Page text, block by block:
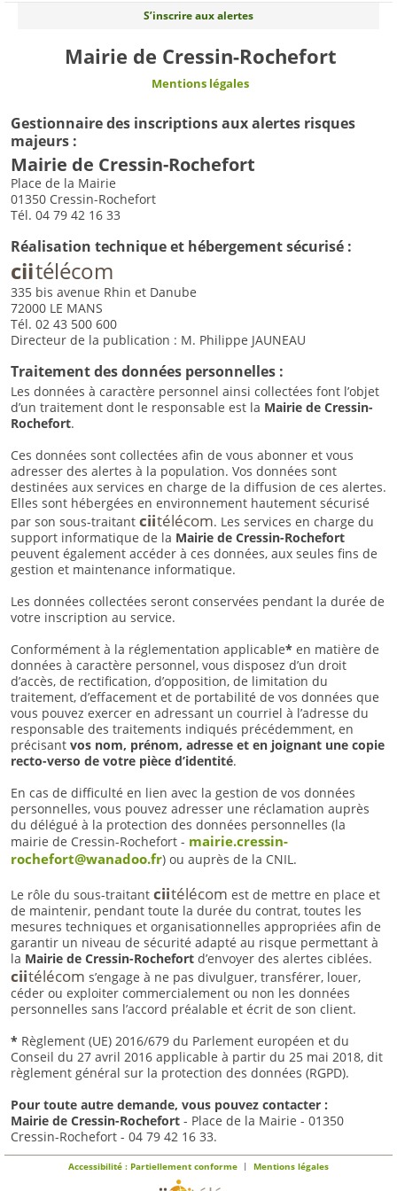
S’inscrire aux alertes
Mairie de Cressin-Rochefort
Mentions légales
Gestionnaire des inscriptions aux alertes risques
majeurs :
Mairie de Cressin-Rochefort
Place de la Mairie
01350 Cressin-Rochefort
Tél. 04 79 42 16 33
Réalisation technique et hébergement sécurisé :
ciitélécom
335 bis avenue Rhin et Danube
72000 LE MANS
Tél. 02 43 500 600
Directeur de la publication : M. Philippe JAUNEAU
Traitement des données personnelles :
Les données à caractère personnel ainsi collectées font l’objet
d’un traitement dont le responsable est la Mairie de Cressin-
Rochefort.
Ces données sont collectées afin de vous abonner et vous
adresser des alertes à la population. Vos données sont
destinées aux services en charge de la diffusion de ces alertes.
Elles sont hébergées en environnement hautement sécurisé
par son sous-traitant ciitélécom. Les services en charge du
support informatique de la Mairie de Cressin-Rochefort
peuvent également accéder à ces données, aux seules fins de
gestion et maintenance informatique.
Les données collectées seront conservées pendant la durée de
votre inscription au service.
Conformément à la réglementation applicable* en matière de
données à caractère personnel, vous disposez d’un droit
d’accès, de rectification, d’opposition, de limitation du
traitement, d’effacement et de portabilité de vos données que
vous pouvez exercer en adressant un courriel à l’adresse du
responsable des traitements indiqués précédemment, en
précisant vos nom, prénom, adresse et en joignant une copie
recto-verso de votre pièce d’identité.
En cas de difficulté en lien avec la gestion de vos données
personnelles, vous pouvez adresser une réclamation auprès
du délégué à la protection des données personnelles (la
mairie de Cressin-Rochefort - mairie.cressin-
rochefort@wanadoo.fr) ou auprès de la CNIL.
Le rôle du sous-traitant ciitélécom est de mettre en place et
de maintenir, pendant toute la durée du contrat, toutes les
mesures techniques et organisationnelles appropriées afin de
garantir un niveau de sécurité adapté au risque permettant à
la Mairie de Cressin-Rochefortd’envoyer des alertes ciblées.
ciitélécom s’engage à ne pas divulguer, transférer, louer,
céder ou exploiter commercialement ou non les données
personnelles sans l’accord préalable et écrit de son client.
* Règlement (UE) 2016/679 du Parlement européen et du
Conseil du 27 avril 2016 applicable à partir du 25 mai 2018, dit
règlement général sur la protection des données (RGPD).
Pour toute autre demande, vous pouvez contacter :
Mairie de Cressin-Rochefort- Place de la Mairie - 01350
Cressin-Rochefort - 04 79 42 16 33.
Accessibilité : Partiellement conforme| Mentions légales